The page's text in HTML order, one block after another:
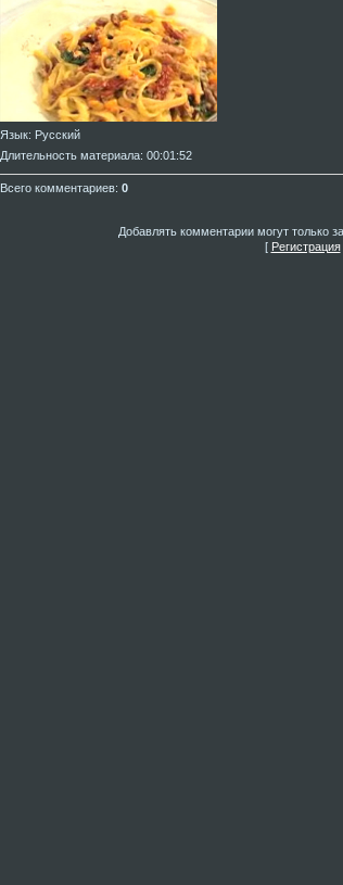
Язык: Русский
Длительность материала: 00:01:52
Всего комментариев: 0
Добавлять комментарии могут только
[ Регистрация